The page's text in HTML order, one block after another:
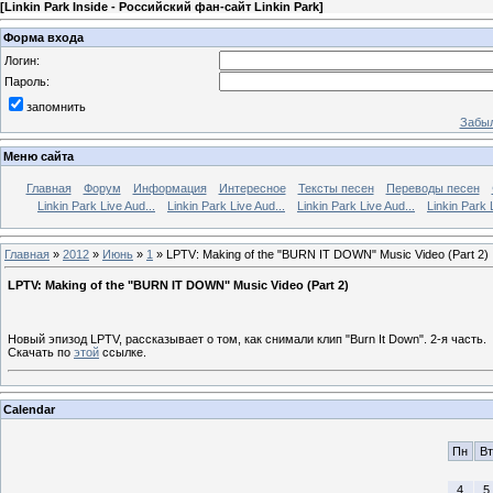
[Linkin Park Inside - Российский фан-сайт Linkin Park]
Форма входа
Логин:
Пароль:
запомнить
Меню сайта
Главная Форум Информация Интересное Тексты песен Переводы песен
Linkin Park Live Aud...
Linkin Park Live Aud... Linkin Park Live Aud... Linkin Park
Главная » 2012 » Июнь » 1 » LPTV: Making of the "BURN IT DOWN" Music Video (Part 2)
LPTV: Making of the "BURN IT DOWN" Music Video (Part 2)
Новый эпизод LPTV, рассказывает о том, как снимали клип "Burn It Down". 2-я часть.
Скачать по этой ссылке.
Calendar
Пн Вт
4
5